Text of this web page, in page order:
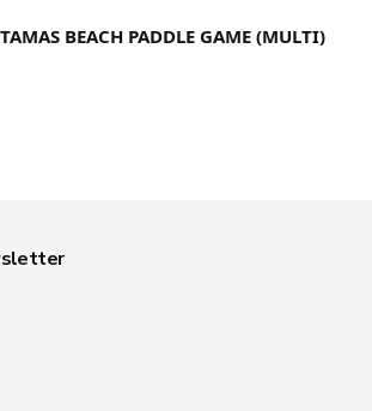
BEACH PADDLE GAME (MULTI)